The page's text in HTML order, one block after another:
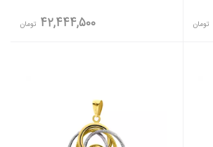
تومان 42,444,500 تومان